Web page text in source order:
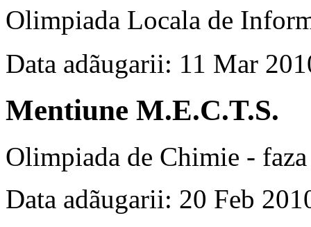
Olimpiada Locala de
Data adãugarii: 11 Mar
Mentiune M.E.C.T.S.
Olimpiada de Chimie -
Data adãugarii: 20 Feb